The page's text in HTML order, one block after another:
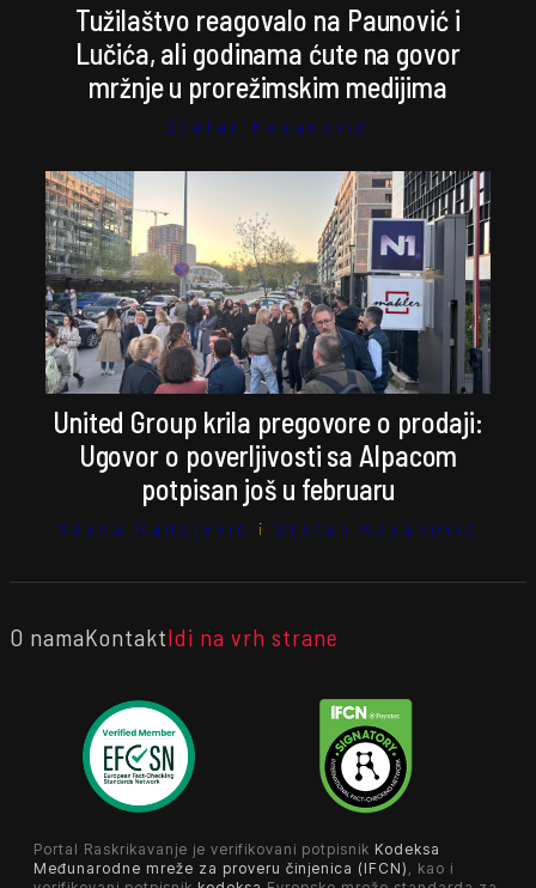
Tužilaštvo reagovalo na Paunović i
Lučića, ali godinama ćute na govor
mržnje u prorežimskim medijima
Stefan Kosanović
United Group krila pregovore o prodaji:
Ugovor o poverljivosti sa Alpacom
potpisan još u februaru
Vesna Radojević i Stefan Kosanović
O namaKontaktIdi na vrh strane
Portal Raskrikavanje je verifikovani potpisnik Kodeksa
Međunarodne mreže za proveru činjenica (IFCN) , kao i